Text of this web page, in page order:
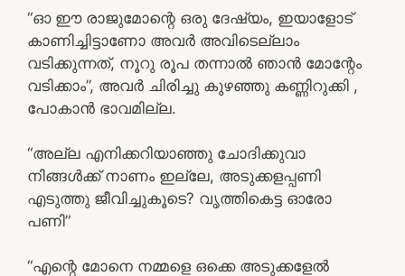
“ഓ ഈ രാജുമോന്റെ ഒരു ദേഷ്യം, ഇയാളോട്
കാണിച്ചിട്ടാണോ അവർ അവിടെല്ലാം
വടിക്കുന്നത്, നൂറു രൂപ തന്നാൽ ഞാൻ മോന്റേം
വടിക്കാം”, അവർ ചിരിച്ചു കുഴഞ്ഞു കണ്ണിറുക്കി ,
പോകാൻ ഭാവമില്ല.
“അല്ല എനിക്കറിയാഞ്ഞു ചോദിക്കുവാ
നിങ്ങൾക്ക് നാണം ഇല്ലേ, അടുക്കളപ്പണി
എടുത്തു ജീവിച്ചുകൂടെ? വൃത്തികെട്ട ഓരോ
പണി”
“എന്റെ മോനെ നമ്മളെ ഒക്കെ അടുക്കളേൽ